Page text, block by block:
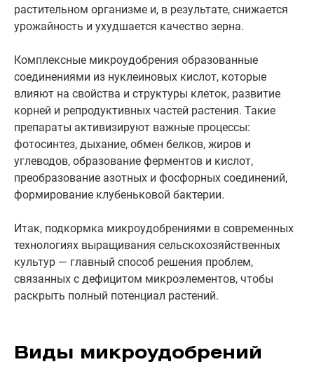
растительном организме и, в результате, снижается
урожайность и ухудшается качество зерна.
Комплексные микроудобрения образованные
соединениями из нуклеиновых кислот, которые
влияют на свойства и структуры клеток, развитие
корней и репродуктивных частей растения. Такие
препараты активизируют важные процессы:
фотосинтез, дыхание, обмен белков, жиров и
углеводов, образование ферментов и кислот,
преобразование азотных и фосфорных соединений,
формирование клубеньковой бактерии.
Итак, подкормка микроудобрениями в современных
технологиях выращивания сельскохозяйственных
культур — главный способ решения проблем,
связанных с дефицитом микроэлементов, чтобы
раскрыть полный потенциал растений.
Виды микроудобрений